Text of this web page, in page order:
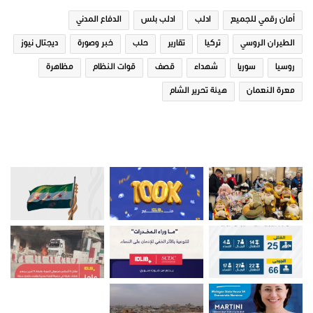
مشروبات رمضانية في ريف ادلب
تقارير
أمان رقمي للجميع ادلب ادلب بلس الدفاع المدني
الطيران الروسي تركيا تقارير حلب خبر وصورة ديجتال نيوز
روسيا سوريا شهداء قصف قوات النظام مظاهرة
معرة النعمان هيئة تحرير الشام